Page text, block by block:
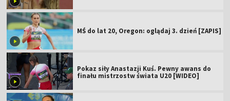
MŚ do lat 20, Oregon: oglądaj 3. dzień [ZAPIS]
Pokaz siły Anastazji Kuś. Pewny awans do
finału mistrzostw świata U20 [WIDEO]